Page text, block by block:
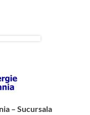
– Sucursala